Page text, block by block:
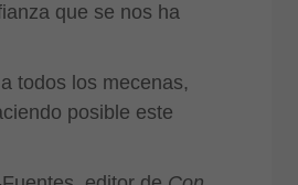
que se nos ha
todos los mecenas,
posible este